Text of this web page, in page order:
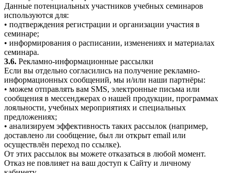
Данные потенциальных участников учебных семинаров
используются для:
• подтверждения регистрации и организации участия в
семинаре;
• информирования о расписании, изменениях и материалах
семинара.
3.6. Рекламно-информационные рассылки
Если вы отдельно согласились на получение рекламно-
информационных сообщений, мы и/или наши партнёры:
• можем отправлять вам SMS, электронные письма или
сообщения в мессенджерах о нашей продукции, программах
лояльности, учебных мероприятиях и специальных
предложениях;
• анализируем эффективность таких рассылок (например,
доставлено ли сообщение, был ли открыт email или
осуществлён переход по ссылке).
От этих рассылок вы можете отказаться в любой момент.
Отказ не повлияет на ваш доступ к Сайту и личному